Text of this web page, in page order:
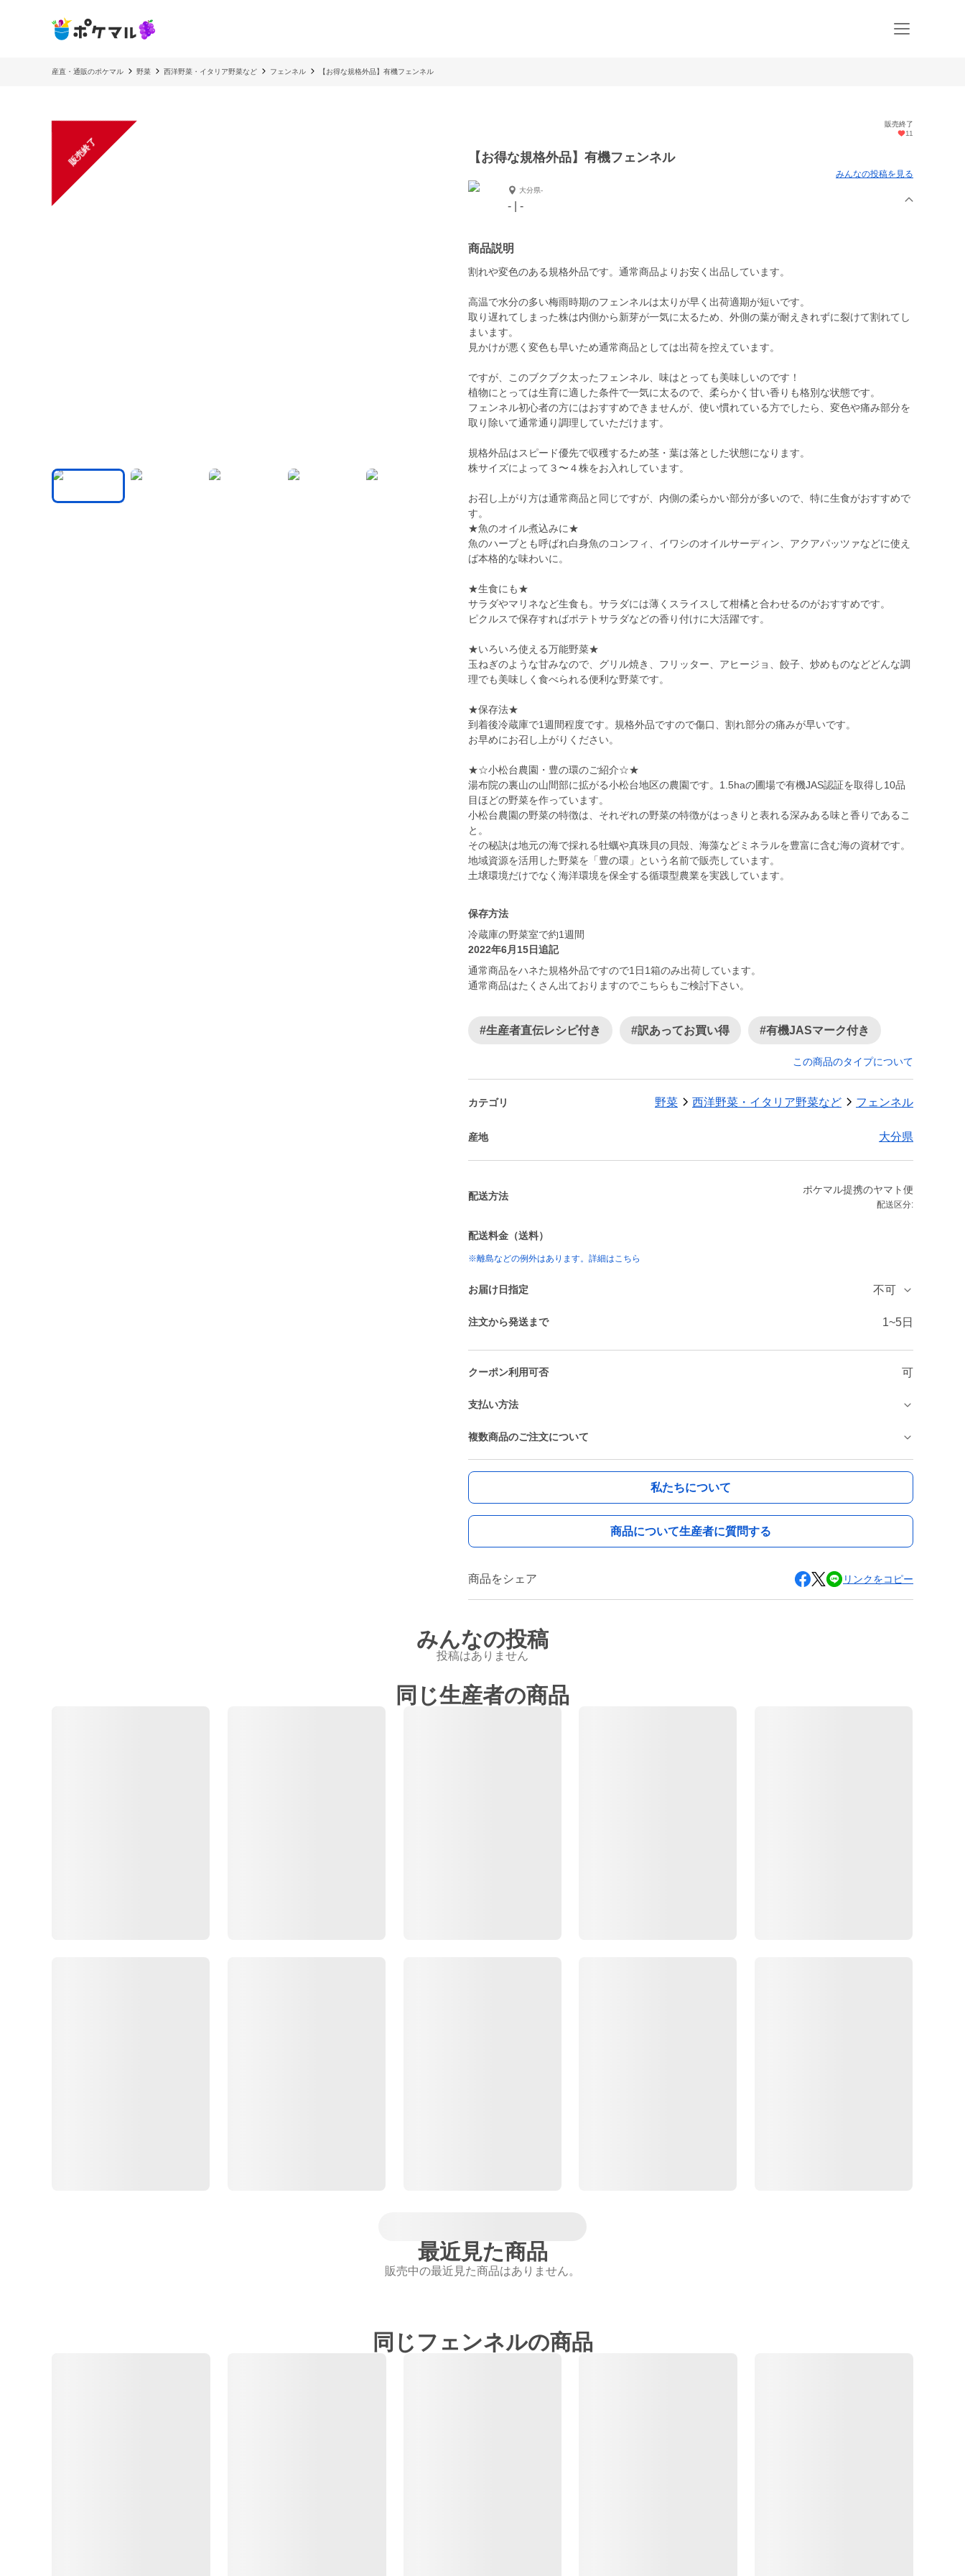
産直・通販のポケマル 野菜 西洋野菜・イタリア野菜など フェンネル 【お得な規格外品】有機フェンネル
販売終了
販売終了
11
【お得な規格外品】有機フェンネル
みんなの投稿を見る
大分県-
- | -
商品説明
割れや変色のある規格外品です。通常商品よりお安く出品しています。
高温で水分の多い梅雨時期のフェンネルは太りが早く出荷適期が短いです。
取り遅れてしまった株は内側から新芽が一気に太るため、外側の葉が耐えきれずに裂けて割れてし
まいます。
見かけが悪く変色も早いため通常商品としては出荷を控えています。
ですが、このブクブク太ったフェンネル、味はとっても美味しいのです！
植物にとっては生育に適した条件で一気に太るので、柔らかく甘い香りも格別な状態です。
フェンネル初心者の方にはおすすめできませんが、使い慣れている方でしたら、変色や痛み部分を
取り除いて通常通り調理していただけます。
規格外品はスピード優先で収穫するため茎・葉は落とした状態になります。
株サイズによって３〜４株をお入れしています。
お召し上がり方は通常商品と同じですが、内側の柔らかい部分が多いので、特に生食がおすすめで
す。
★魚のオイル煮込みに★
魚のハーブとも呼ばれ白身魚のコンフィ、イワシのオイルサーディン、アクアパッツァなどに使え
ば本格的な味わいに。
★生食にも★
サラダやマリネなど生食も。サラダには薄くスライスして柑橘と合わせるのがおすすめです。
ピクルスで保存すればポテトサラダなどの香り付けに大活躍です。
★いろいろ使える万能野菜★
玉ねぎのような甘みなので、グリル焼き、フリッター、アヒージョ、餃子、炒めものなどどんな調
理でも美味しく食べられる便利な野菜です。
★保存法★
到着後冷蔵庫で1週間程度です。規格外品ですので傷口、割れ部分の痛みが早いです。
お早めにお召し上がりください。
★☆小松台農園・豊の環のご紹介☆★
湯布院の裏山の山間部に拡がる小松台地区の農園です。1.5haの圃場で有機JAS認証を取得し10品
目ほどの野菜を作っています。
小松台農園の野菜の特徴は、それぞれの野菜の特徴がはっきりと表れる深みある味と香りであるこ
と。
その秘訣は地元の海で採れる牡蠣や真珠貝の貝殻、海藻などミネラルを豊富に含む海の資材です。
地域資源を活用した野菜を「豊の環」という名前で販売しています。
土壌環境だけでなく海洋環境を保全する循環型農業を実践しています。
保存方法
冷蔵庫の野菜室で約1週間
2022年6月15日追記
通常商品をハネた規格外品ですので1日1箱のみ出荷しています。
通常商品はたくさん出ておりますのでこちらもご検討下さい。
#生産者直伝レシピ付き #訳あってお買い得 #有機JASマーク付き
この商品のタイプについて
カテゴリ 野菜 西洋野菜・イタリア野菜など フェンネル
産地 大分県
配送方法
ポケマル提携のヤマト便
配送区分:
配送料金（送料）
※離島などの例外はあります。詳細はこちら
お届け日指定 不可
注文から発送まで 1~5日
クーポン利用可否 可
支払い方法
複数商品のご注文について
私たちについて
商品について生産者に質問する
商品をシェア リンクをコピー
みんなの投稿
投稿はありません
同じ生産者の商品
最近見た商品
販売中の最近見た商品はありません。
同じフェンネルの商品